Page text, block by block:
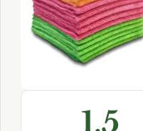
★★★★★